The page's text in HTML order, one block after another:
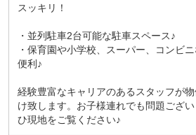
スッキリ！
・並列駐車2台可能な駐車スペース♪
・保育園や小学校、スーパー、コンビ
便利♪
経験豊富なキャリアのあるスタッフが
け致します。お子様連れでも問題ござ
ひ現地をご覧ください♪